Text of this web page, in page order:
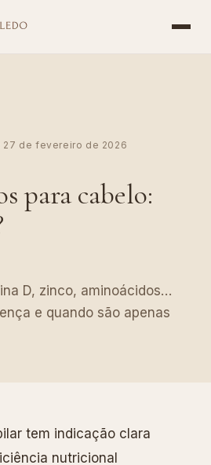
em Salvador BA
de Cabelo em Salvador:
27 de fevereiro de 2026
para cabelo:
D, zinco, aminoácidos…
e quando são apenas
tem indicação clara
nutricional